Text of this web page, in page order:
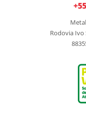
Rodovia Ivo